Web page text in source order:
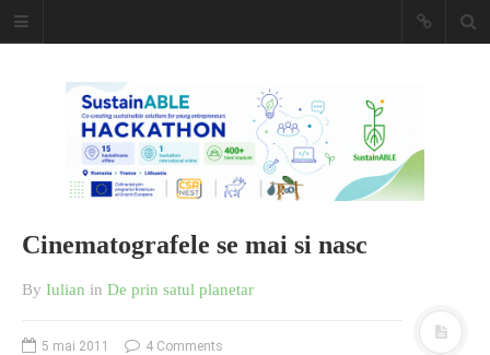
Caiet de
insemnari
DESCARCĂ!
Cinematografele se mai si nasc
By Iulian in De prin satul planetar
5 mai 2011 4 Comments